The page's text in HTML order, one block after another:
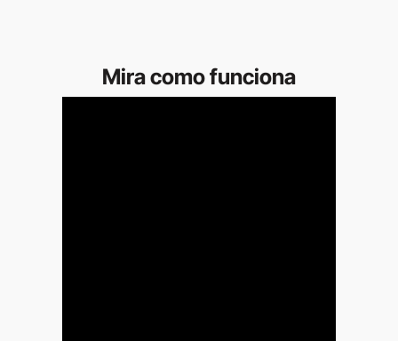
Mira como funciona